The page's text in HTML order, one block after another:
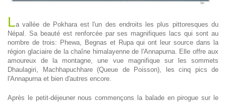
La vallée de Pokhara est l'un des endroits les plus pittoresques du
Népal. Sa beauté est renforcée par ses magnifiques lacs qui sont au
nombre de trois: Phewa, Begnas et Rupa qui ont leur source dans la
région glaciaire de la chaîne himalayenne de l'Annapurna. Elle offre aux
amoureux de la montagne, une vue magnifique sur les sommets
Dhaulagiri, Machhapuchhare (Queue de Poisson), les cinq pics de
l'Annapurna et bien d'autres encore.
Après le petit-déjeuner nous commençons la balade en pirogue sur le